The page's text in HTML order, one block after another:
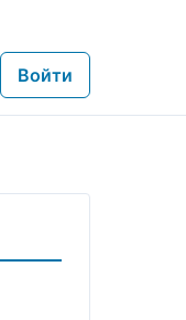
Войти